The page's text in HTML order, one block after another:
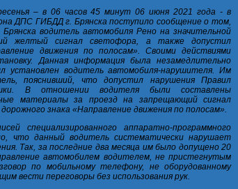
– в 06 часов 45 минут 06 июня 2021 года - в
ДПС ГИБДД г. Брянска поступило сообщение о том,
водитель автомобиля Рено на значительной
желтый сигнал светофора, а также допустил
движения по полосам». Своими действиями
Данная информация была незамедлительно
установлен водитель автомобиля-нарушителя. Им
пояснивший, что допустил нарушения Правил
В отношении водителя были составлены
материалы за проезд на запрещающий сигнал
знака «Направление движения по полосам».
специализированного аппаратно-программного
что данный водитель систематически нарушает
Так, за последние два месяца им было допущено 20
автомобилем водителем, не пристегнутым
по мобильному телефону, не оборудованному
вести переговоры без использования рук.